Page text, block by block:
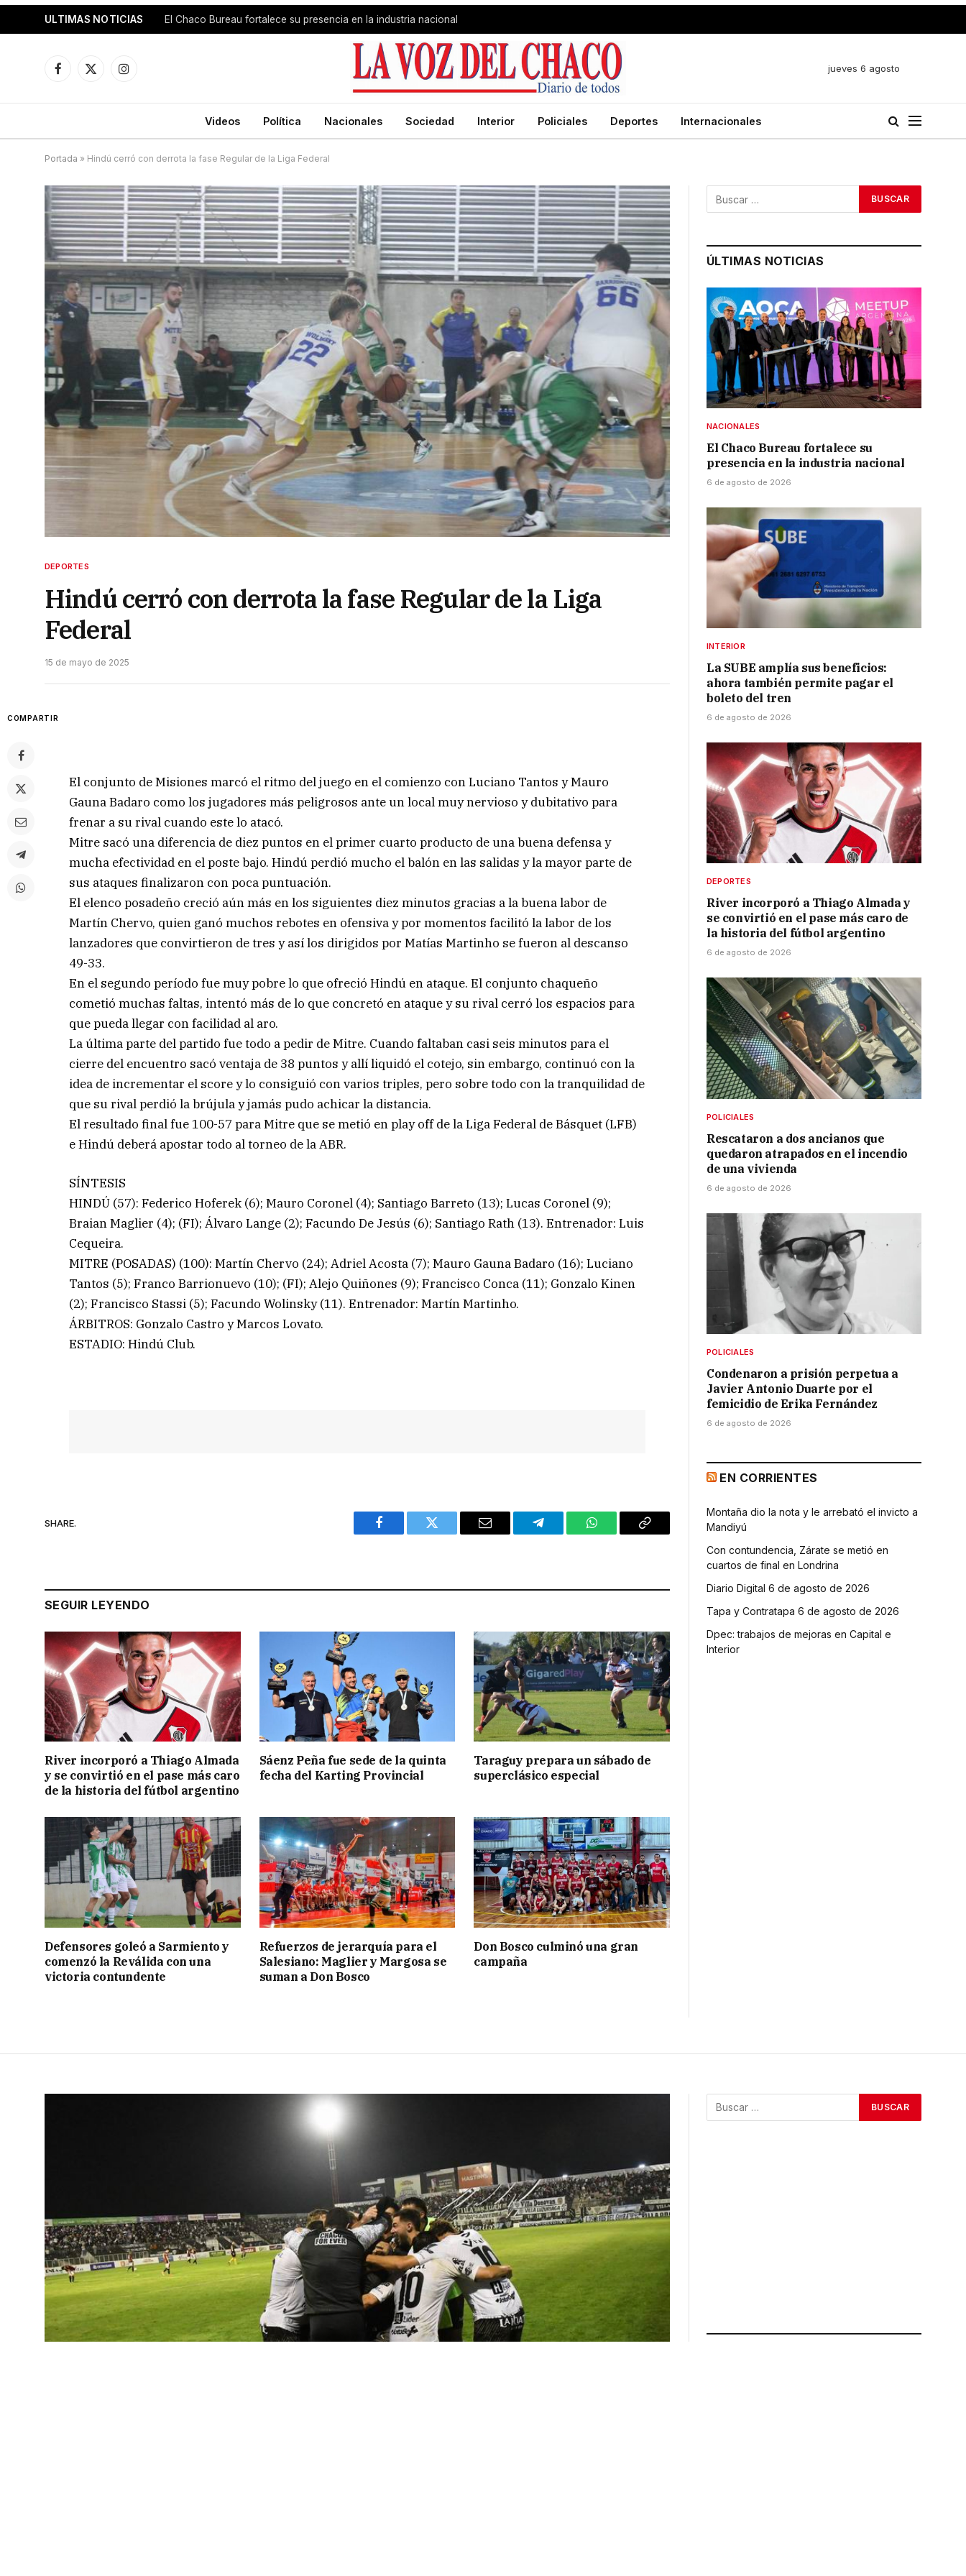
ULTIMAS NOTICIAS El Chaco Bureau fortalece su presencia en la industria nacional
Facebook
X
Instagram
jueves 6 agosto
Videos Política Nacionales Sociedad Interior Policiales Deportes Internacionales
Portada » Hindú cerró con derrota la fase Regular de la Liga Federal
DEPORTES
Hindú cerró con derrota la fase Regular de la Liga
Federal
15 de mayo de 2025
COMPARTIR
El conjunto de Misiones marcó el ritmo del juego en el comienzo con Luciano Tantos y Mauro
Gauna Badaro como los jugadores más peligrosos ante un local muy nervioso y dubitativo para
frenar a su rival cuando este lo atacó.
Mitre sacó una diferencia de diez puntos en el primer cuarto producto de una buena defensa y
mucha efectividad en el poste bajo. Hindú perdió mucho el balón en las salidas y la mayor parte de
sus ataques finalizaron con poca puntuación.
El elenco posadeño creció aún más en los siguientes diez minutos gracias a la buena labor de
Martín Chervo, quien ganó muchos rebotes en ofensiva y por momentos facilitó la labor de los
lanzadores que convirtieron de tres y así los dirigidos por Matías Martinho se fueron al descanso
49-33.
En el segundo período fue muy pobre lo que ofreció Hindú en ataque. El conjunto chaqueño
cometió muchas faltas, intentó más de lo que concretó en ataque y su rival cerró los espacios para
que pueda llegar con facilidad al aro.
La última parte del partido fue todo a pedir de Mitre. Cuando faltaban casi seis minutos para el
cierre del encuentro sacó ventaja de 38 puntos y allí liquidó el cotejo, sin embargo, continuó con la
idea de incrementar el score y lo consiguió con varios triples, pero sobre todo con la tranquilidad de
que su rival perdió la brújula y jamás pudo achicar la distancia.
El resultado final fue 100-57 para Mitre que se metió en play off de la Liga Federal de Básquet (LFB)
e Hindú deberá apostar todo al torneo de la ABR.
SÍNTESIS
HINDÚ (57): Federico Hoferek (6); Mauro Coronel (4); Santiago Barreto (13); Lucas Coronel (9);
Braian Maglier (4); (FI); Álvaro Lange (2); Facundo De Jesús (6); Santiago Rath (13). Entrenador: Luis
Cequeira.
MITRE (POSADAS) (100): Martín Chervo (24); Adriel Acosta (7); Mauro Gauna Badaro (16); Luciano
Tantos (5); Franco Barrionuevo (10); (FI); Alejo Quiñones (9); Francisco Conca (11); Gonzalo Kinen
(2); Francisco Stassi (5); Facundo Wolinsky (11). Entrenador: Martín Martinho.
ÁRBITROS: Gonzalo Castro y Marcos Lovato.
ESTADIO: Hindú Club.
SHARE.
Facebook Twitter Email Telegram WhatsAppCopy
SEGUIR LEYENDO
River incorporó a Thiago Almada
y se convirtió en el pase más caro
de la historia del fútbol argentino
Sáenz Peña fue sede de la quinta
fecha del Karting Provincial
Taraguy prepara un sábado de
superclásico especial
Defensores goleó a Sarmiento y
comenzó la Reválida con una
victoria contundente
Refuerzos de jerarquía para el
Salesiano: Maglier y Margosa se
suman a Don Bosco
Don Bosco culminó una gran
campaña
ÚLTIMAS NOTICIAS
NACIONALES
El Chaco Bureau fortalece su
presencia en la industria nacional
6 de agosto de 2026
INTERIOR
La SUBE amplía sus beneficios:
ahora también permite pagar el
boleto del tren
6 de agosto de 2026
DEPORTES
River incorporó a Thiago Almada y
se convirtió en el pase más caro de
la historia del fútbol argentino
6 de agosto de 2026
POLICIALES
Rescataron a dos ancianos que
quedaron atrapados en el incendio
de una vivienda
6 de agosto de 2026
POLICIALES
Condenaron a prisión perpetua a
Javier Antonio Duarte por el
femicidio de Erika Fernández
6 de agosto de 2026
EN CORRIENTES
Montaña dio la nota y le arrebató el invicto a
Mandiyú
Con contundencia, Zárate se metió en
cuartos de final en Londrina
Diario Digital 6 de agosto de 2026
Tapa y Contratapa 6 de agosto de 2026
Dpec: trabajos de mejoras en Capital e
Interior